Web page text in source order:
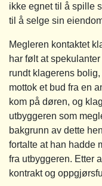
ikke egnet til å spille
til å selge sin
Megleren kontaktet
har følt at
rundt klagerens
mottok et bud fra en
kom på døren, og
utbyggeren som
bakgrunn av dette
fortalte at han hadde
fra utbyggeren. Etter
kontrakt og